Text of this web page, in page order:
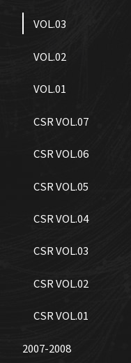
VOL.03
VOL.02
VOL.01
CSR VOL.07
CSR VOL.06
CSR VOL.05
CSR VOL.04
CSR VOL.03
CSR VOL.02
CSR VOL.01
2007-2008